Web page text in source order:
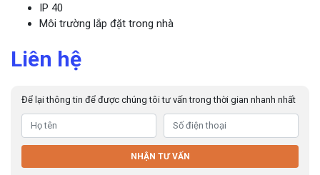
IP 40
Môi trường lắp đặt trong nhà
Liên hệ
Để lại thông tin để được chúng tôi tư vấn trong thời gian nhanh nhất
NHẬN TƯ VẤN